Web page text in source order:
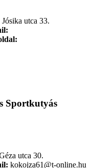
utca 33.
Sportkutyás
utca 30.
kokojza61@t-online.hu